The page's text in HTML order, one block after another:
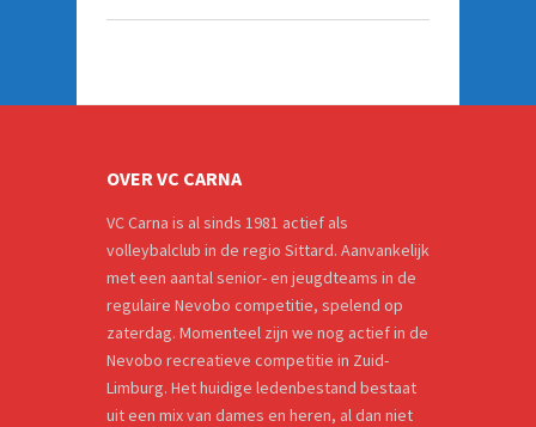
OVER VC CARNA
VC Carna is al sinds 1981 actief als
volleybalclub in de regio Sittard. Aanvankelijk
met een aantal senior- en jeugdteams in de
regulaire Nevobo competitie, spelend op
zaterdag. Momenteel zijn we nog actief in de
Nevobo recreatieve competitie in Zuid-
Limburg. Het huidige ledenbestand bestaat
uit een mix van dames en heren, al dan niet